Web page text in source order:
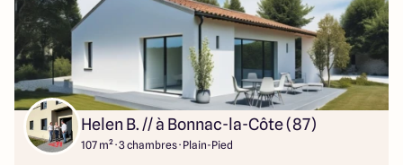
Helen B. // à Bonnac-la-Côte (87)
107 m² · 3 chambres · Plain-Pied